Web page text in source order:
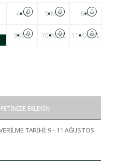
4 M 5 M/L 6 L
9 XXL 10 XXXL 11 XXXXL
EKLEYİN
TARİHİ: 9 - 11 AĞUSTOS